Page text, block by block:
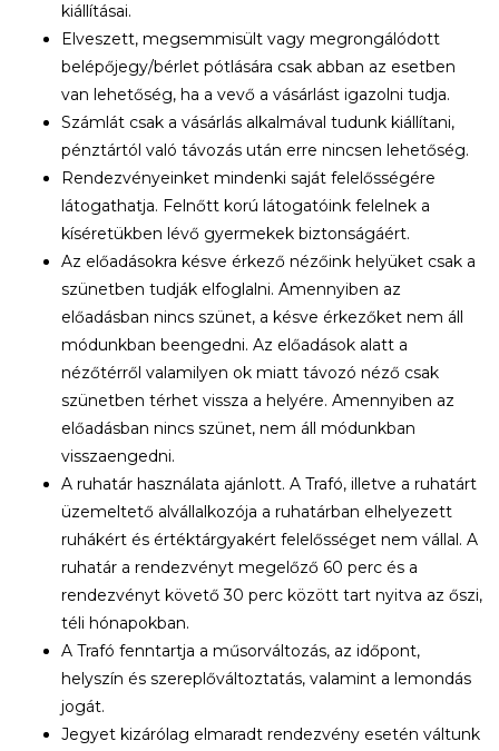
kiállításai.
Elveszett, megsemmisült vagy megrongálódott
belépőjegy/bérlet pótlására csak abban az esetben
van lehetőség, ha a vevő a vásárlást igazolni tudja.
Számlát csak a vásárlás alkalmával tudunk kiállítani,
pénztártól való távozás után erre nincsen lehetőség.
Rendezvényeinket mindenki saját felelősségére
látogathatja. Felnőtt korú látogatóink felelnek a
kíséretükben lévő gyermekek biztonságáért.
Az előadásokra késve érkező nézőink helyüket csak a
szünetben tudják elfoglalni. Amennyiben az
előadásban nincs szünet, a késve érkezőket nem áll
módunkban beengedni. Az előadások alatt a
nézőtérről valamilyen ok miatt távozó néző csak
szünetben térhet vissza a helyére. Amennyiben az
előadásban nincs szünet, nem áll módunkban
visszaengedni.
A ruhatár használata ajánlott. A Trafó, illetve a ruhatárt
üzemeltető alvállalkozója a ruhatárban elhelyezett
ruhákért és értéktárgyakért felelősséget nem vállal. A
ruhatár a rendezvényt megelőző 60 perc és a
rendezvényt követő 30 perc között tart nyitva az őszi,
téli hónapokban.
A Trafó fenntartja a műsorváltozás, az időpont,
helyszín és szereplőváltoztatás, valamint a lemondás
jogát.
Jegyet kizárólag elmaradt rendezvény esetén váltunk